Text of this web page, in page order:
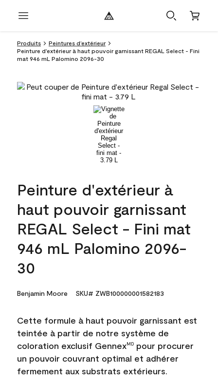
Produits
Peintures d’extérieur
Peinture d'extérieur à haut pouvoir garnissant REGAL Select - Fini
mat 946 mL Palomino 2096-30
Peinture d'extérieur à
haut pouvoir garnissant
REGAL Select - Fini mat
946 mL Palomino 2096-
30
Benjamin Moore SKU# ZWB100000001582183
Cette formule à haut pouvoir garnissant est
teintée à partir de notre système de
coloration exclusif GennexMD pour procurer
un pouvoir couvrant optimal et adhérer
fermement aux substrats extérieurs.